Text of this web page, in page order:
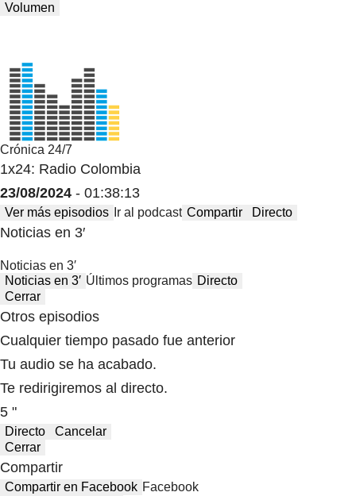
Volumen
Crónica 24/7
1x24: Radio Colombia
23/08/2024 - 01:38:13
Ver más episodios Ir al podcast Compartir Directo
Noticias en 3′
Noticias en 3′
Noticias en 3′ Últimos programas Directo
Cerrar
Otros episodios
Cualquier tiempo pasado fue anterior
Tu audio se ha acabado.
Te redirigiremos al directo.
5 "
Directo
Cancelar
Cerrar
Compartir
Compartir en Facebook Facebook